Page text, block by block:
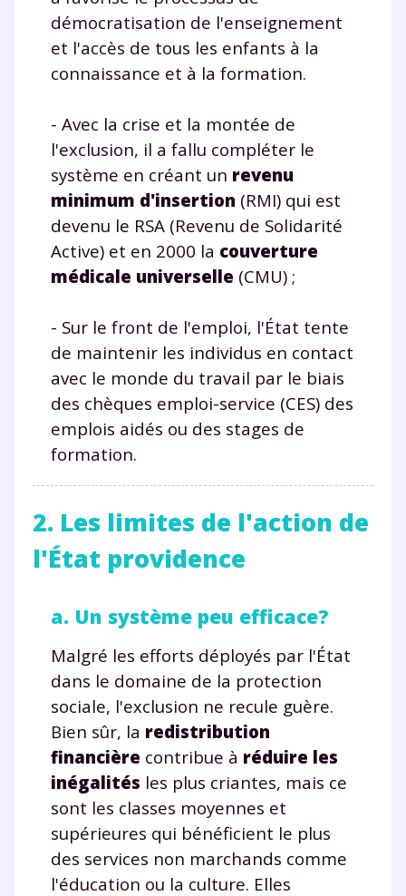
démocratisation de l'enseignement
et l'accès de tous les enfants à la
connaissance et à la formation.
- Avec la crise et la montée de
l'exclusion, il a fallu compléter le
système en créant un revenu
minimum d'insertion (RMI) qui est
devenu le RSA (Revenu de Solidarité
Active) et en 2000 la couverture
médicale universelle (CMU) ;
- Sur le front de l'emploi, l'État tente
de maintenir les individus en contact
avec le monde du travail par le biais
des chèques emploi-service (CES) des
emplois aidés ou des stages de
formation.
2. Les limites de l'action de
l'État providence
a. Un système peu efficace?
Malgré les efforts déployés par l'État
dans le domaine de la protection
sociale, l'exclusion ne recule guère.
Bien sûr, la redistribution
financière contribue à réduire les
inégalités les plus criantes, mais ce
sont les classes moyennes et
supérieures qui bénéficient le plus
des services non marchands comme
l'éducation ou la culture. Elles